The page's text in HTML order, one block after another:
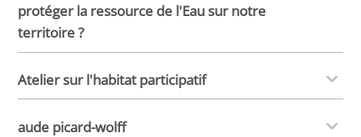
protéger la ressource de l'Eau sur notre
territoire ?
Atelier sur l'habitat participatif
aude picard-wolff